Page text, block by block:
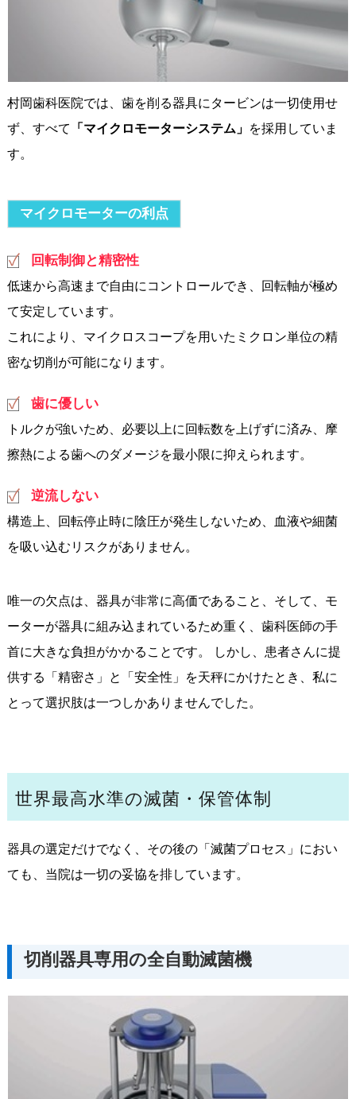
村岡歯科医院では、歯を削る器具にタービンは一切使用せ
ず、すべて
「マイクロモーターシステム」 を採用していま
す。
マイクロモーターの利点
回転制御と精密性
低速から高速まで自由にコントロールでき、回転軸が極め
て安定しています。
これにより、マイクロスコープを用いたミクロン単位の精
密な切削が可能になります。
歯に優しい
トルクが強いため、必要以上に回転数を上げずに済み、摩
擦熱による歯へのダメージを最小限に抑えられます。
逆流しない
構造上、回転停止時に陰圧が発生しないため、血液や細菌
を吸い込むリスクがありません。
唯一の欠点は、器具が非常に高価であること、そして、モ
ーターが器具に組み込まれているため重く、歯科医師の手
首に大きな負担がかかることです。 しかし、患者さんに提
供する「精密さ」と「安全性」を天秤にかけたとき、私に
とって選択肢は一つしかありませんでした。
世界最高水準の滅菌・保管体制
器具の選定だけでなく、その後の「滅菌プロセス」におい
ても、当院は一切の妥協を排しています。
切削器具専用の全自動滅菌機